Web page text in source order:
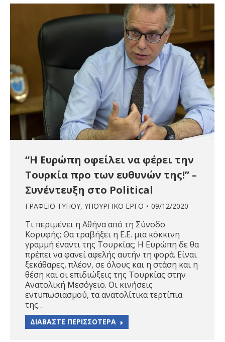
“Η Ευρώπη οφείλει να φέρει την
Τουρκία προ των ευθυνών της!” –
Συνέντευξη στο Political
ΓΡΑΦΕΙΟ ΤΥΠΟΥ, ΥΠΟΥΡΓΙΚΟ ΕΡΓΟ 09/12/2020
Τι περιμένει η Αθήνα από τη Σύνοδο
Κορυφής; Θα τραβήξει η Ε.Ε. μια κόκκινη
γραμμή έναντι της Τουρκίας; Η Ευρώπη δε θα
πρέπει να φανεί αφελής αυτήν τη φορά. Είναι
ξεκάθαρες, πλέον, σε όλους και η στάση και η
θέση και οι επιδιώξεις της Τουρκίας στην
Ανατολική Μεσόγειο. Οι κινήσεις
εντυπωσιασμού, τα ανατολίτικα τερτίπια
της…
ΔΙΑΒΑΣΤΕ ΠΕΡΙΣΣΟΤΕΡΑ